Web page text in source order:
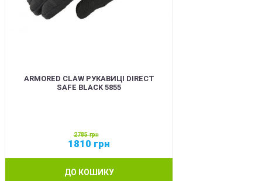
ARMORED CLAW РУКАВИЦІ DIRECT
SAFE BLACK 5855
2785грн
1810 грн
ДО КОШИКУ